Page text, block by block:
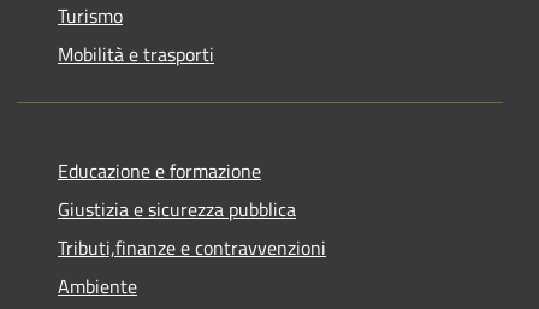
Turismo
Mobilità e trasporti
Educazione e formazione
Giustizia e sicurezza pubblica
Tributi,finanze e contravvenzioni
Ambiente